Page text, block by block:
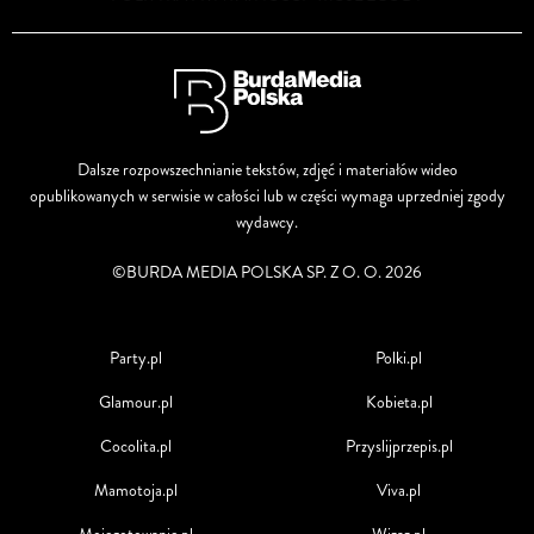
Dalsze rozpowszechnianie tekstów, zdjęć i materiałów wideo
opublikowanych w serwisie w całości lub w części wymaga uprzedniej zgody
wydawcy.
©BURDA MEDIA POLSKA SP. Z O. O. 2026
Party.pl
Glamour.pl
Cocolita.pl
Mamotoja.pl
Polki.pl
Kobieta.pl
Przyslijprzepis.pl
Viva.pl